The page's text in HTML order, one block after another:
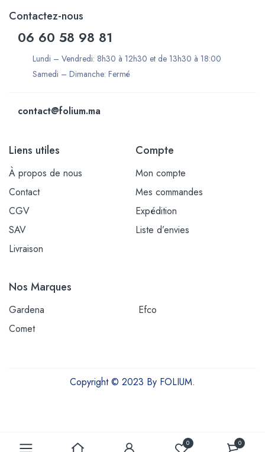
0 0
Contactez-nous
06 60 58 98 81
Lundi – Vendredi: 8h30 à 12h30 et de 13h30 à 18:00
Samedi – Dimanche: Fermé
contact@folium.ma
Liens utiles
À propos de nous
Contact
CGV
SAV
Livraison
Compte
Mon compte
Mes commandes
Expédition
Liste d’envies
Nos Marques
Gardena
Efco
Comet
Copyright © 2023 By FOLIUM.
Outils et équipements pour une vie plus verte